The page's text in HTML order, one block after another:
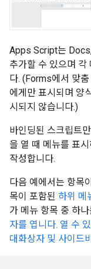
Apps Script는
추가할 수 있으며 각
다. (Forms에서 맞
에게만 표시되며 양
시되지 않습니다.)
바인딩된 스크립트
을 열 때 메뉴를 표시
작성합니다.
다음 예에서는 항목
목이 포함된 하위 메
가 메뉴 항목 중 하
자를 엽니다. 열 수
대화상자 및 사이드